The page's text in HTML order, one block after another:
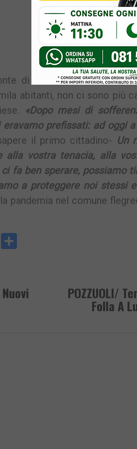
di Procida è Covid free.
abitanti, non ci sono più
«Dopo mesi di
prefissati: ad oggi
il primo cittadino- Un
vostra tenacia, alla
fa ben sperare, possiamo
a proteggere noi stessi
pandemia nel comune
PrintFriendly
POZZUOLI/
Folla A